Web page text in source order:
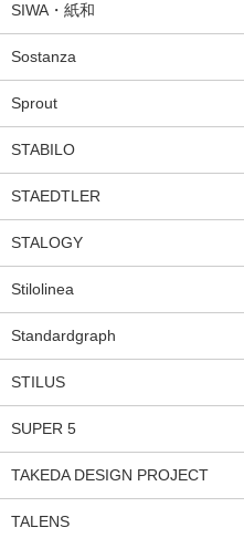
SIWA・紙和
Sostanza
Sprout
STABILO
STAEDTLER
STALOGY
Stilolinea
Standardgraph
STILUS
SUPER 5
TAKEDA DESIGN PROJECT
TALENS